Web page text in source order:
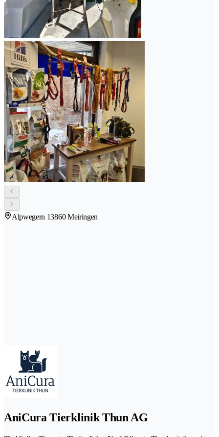
Alpwegern 13860 Meiringen
AniCura Tierklinik Thun AG